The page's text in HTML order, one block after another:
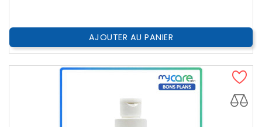
AJOUTER AU PANIER